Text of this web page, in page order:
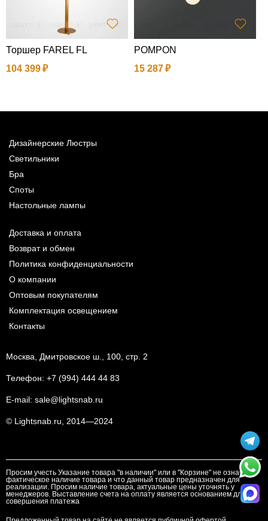
Торшер FAREL FL
104 399
POMPON
15 287
Дизайнерские Люстры
Светильники
Бра
Споты
Настольные лампы
Доставка и оплата
Возврат и обмен
Политика конфиденциальности
О компании
Оптовым покупателям
Комплектация освещением
Контакты
Москва, Дмитровское ш., 100, стр. 2
Телефон: +7 (994) 444 44 83
E-mail: sale@lightsnab.ru
© Lightsnab.ru, 2014—2024
Просим учесть Указание товара "в наличии" или в "Корзине" не означает
фактическое наличие товара и что данный товар предназначен для
реализации. Просим наличие товара, актуальные цены уточнять у
менеджеров. Выставление счета на оплату является основанием для
совершения платежа